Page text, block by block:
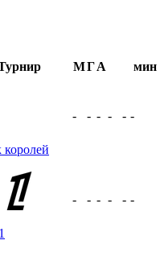
МГА мин
королей
- - - - - -
- - - - - -